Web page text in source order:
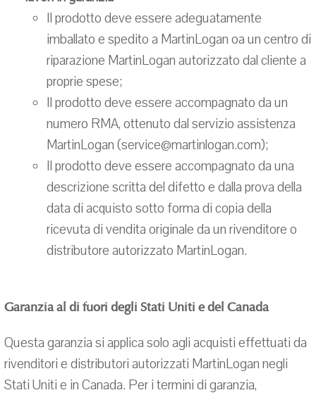
Il prodotto deve essere adeguatamente
imballato e spedito a MartinLogan oa un centro di
riparazione MartinLogan autorizzato dal cliente a
proprie spese;
Il prodotto deve essere accompagnato da un
numero RMA, ottenuto dal servizio assistenza
MartinLogan (service@martinlogan.com);
Il prodotto deve essere accompagnato da una
descrizione scritta del difetto e dalla prova della
data di acquisto sotto forma di copia della
ricevuta di vendita originale da un rivenditore o
distributore autorizzato MartinLogan.
Garanzia al di fuori degli Stati Uniti e del Canada
Questa garanzia si applica solo agli acquisti effettuati da
rivenditori e distributori autorizzati MartinLogan negli
Stati Uniti e in Canada. Per i termini di garanzia,